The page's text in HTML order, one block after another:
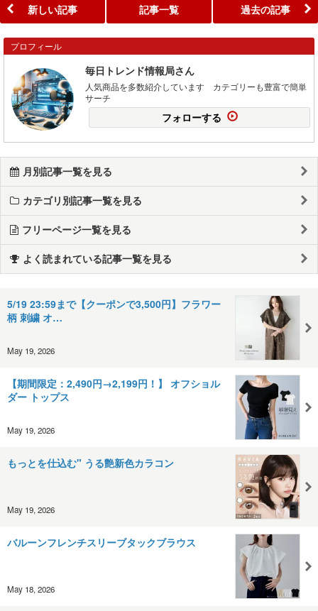
新しい記事 記事一覧 過去の記事
プロフィール
毎日トレンド情報局さん
人気商品を多数紹介しています カテゴリーも豊富で簡単
サーチ
フォローする
月別記事一覧を見る
カテゴリ別記事一覧を見る
フリーページ一覧を見る
よく読まれている記事一覧を見る
5/19 23:59まで【クーポンで3,500円】フラワー
柄 刺繍 オ…
May 19, 2026
【期間限定：2,490円→2,199円！】 オフショル
ダー トップス
May 19, 2026
もっとを仕込む" うる艶新色カラコン
May 19, 2026
バルーンフレンチスリーブタックブラウス
May 18, 2026